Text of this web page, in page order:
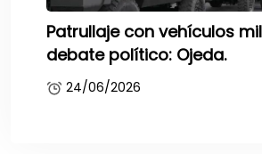
Patrullaje con vehículos
debate político: Ojeda.
24/06/2026